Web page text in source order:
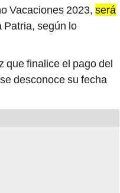
Vacaciones 2023, será
Patria, según lo
que finalice el pago del
desconoce su fecha